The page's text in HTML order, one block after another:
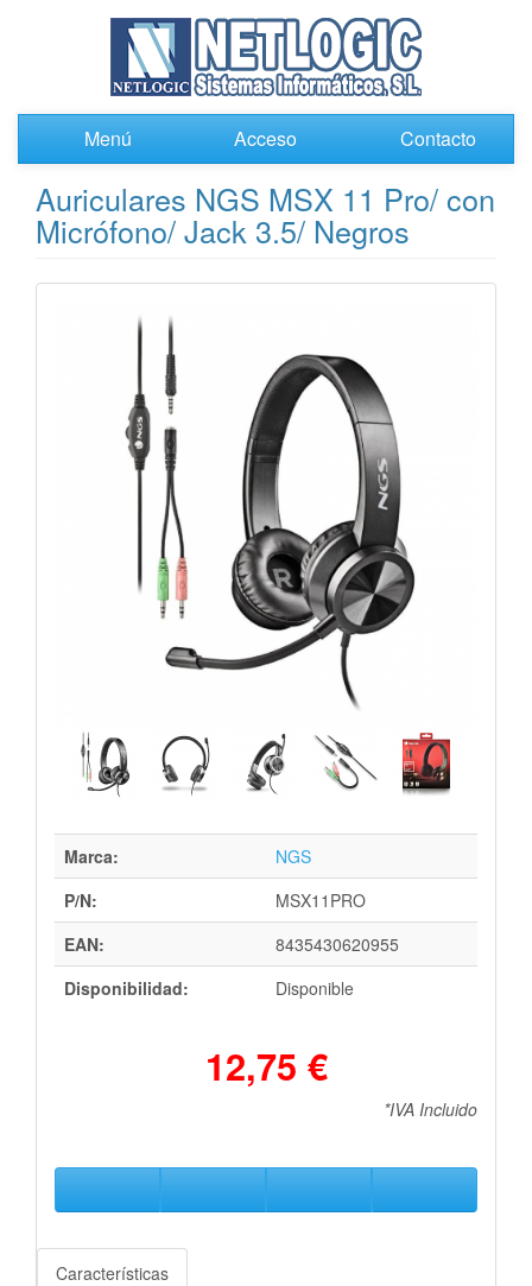
Menú Acceso Contacto
Auriculares NGS MSX 11 Pro/ con
Micrófono/ Jack 3.5/ Negros
Marca:
NGS
P/N:
MSX11PRO
EAN:
8435430620955
Disponibilidad:
Disponible
12,75 €
*IVA Incluido
Características